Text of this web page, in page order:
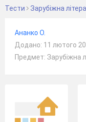
Тести Зарубіжна
Ананко О.
Додано: 11 лютого
Предмет: Зарубіжна